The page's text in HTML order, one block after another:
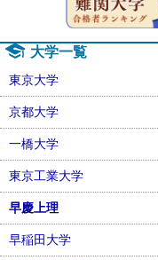
大学一覧
東京大学
京都大学
一橋大学
東京工業大学
早慶上理
早稲田大学